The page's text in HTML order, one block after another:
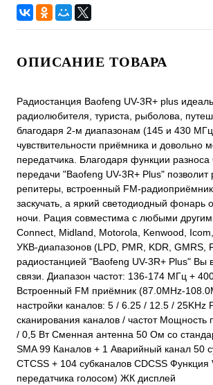
ОПИСАНИЕ ТОВАРА
Радиостанция Baofeng UV-3R+ plus
радиолюбителя, туриста, рыболова,
благодаря 2-м диапазонам (145 и 430
чувствительности приёмника и довольно
передатчика. Благодаря функции разноса
передачи "Baofeng UV-3R+ Plus" позволит
репитеры, встроенный FM-
заскучать, а яркий светодиодный фонарь
ночи. Рация совместима с любыми
Connect, Midland, Motorola, Kenwood,
УКВ-диапазонов (LPD, PMR, KDR, GMRS,
радиостанцией "Baofeng UV-3R+ Plus" Вы
связи. Диапазон частот: 136-174 МГц +
Встроенный FM приёмник (87.0MHz-
настройки каналов: 5 / 6.25 / 12.5 / 25KHz
сканирования каналов / частот Мощность
/ 0,5 Вт Сменная антенна 50 Ом со
SMA 99 Каналов + 1 Аварийный канал 50
CTCSS + 104 субканалов CDCSS
передатчика голосом) ЖК дисплей